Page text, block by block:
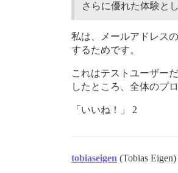
さらに優れた体験と
私は、メールアドレス
するためです。
これはテストユーザー
したところ、全体のプ
「いいね！」 2
tobiaseigen (Tobias Eigen)